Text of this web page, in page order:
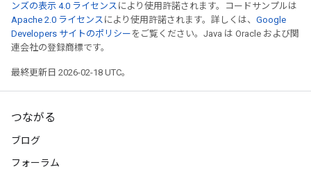
ンズの表示 4.0 ライセンス により使用許諾されます。コードサンプルは
Apache 2.0 ライセンス により使用許諾されます。詳しくは、 Google
Developers サイトのポリシー をご覧ください。Java は Oracle および関
連会社の登録商標です。
最終更新日 2026-02-18 UTC。
つながる
ブログ
フォーラム